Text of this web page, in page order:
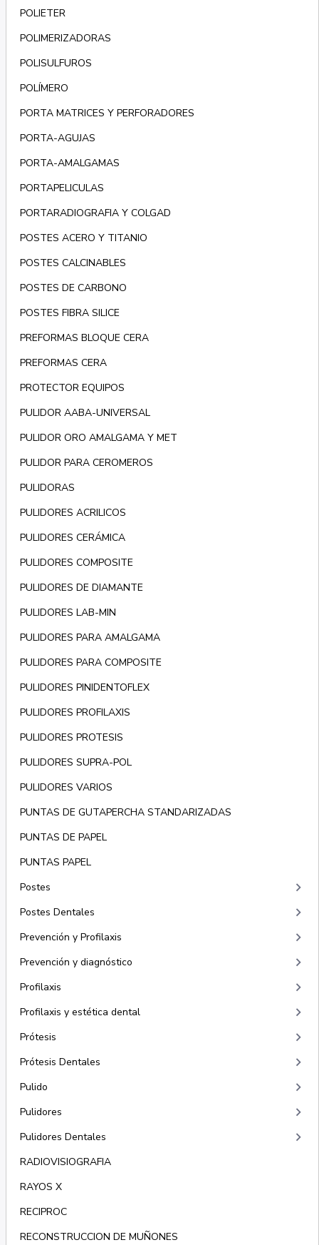
POLIETER
POLIMERIZADORAS
POLISULFUROS
POLÍMERO
PORTA MATRICES Y PERFORADORES
PORTA-AGUJAS
PORTA-AMALGAMAS
PORTAPELICULAS
PORTARADIOGRAFIA Y COLGAD
POSTES ACERO Y TITANIO
POSTES CALCINABLES
POSTES DE CARBONO
POSTES FIBRA SILICE
PREFORMAS BLOQUE CERA
PREFORMAS CERA
PROTECTOR EQUIPOS
PULIDOR AABA-UNIVERSAL
PULIDOR ORO AMALGAMA Y MET
PULIDOR PARA CEROMEROS
PULIDORAS
PULIDORES ACRILICOS
PULIDORES CERÁMICA
PULIDORES COMPOSITE
PULIDORES DE DIAMANTE
PULIDORES LAB-MIN
PULIDORES PARA AMALGAMA
PULIDORES PARA COMPOSITE
PULIDORES PINIDENTOFLEX
PULIDORES PROFILAXIS
PULIDORES PROTESIS
PULIDORES SUPRA-POL
PULIDORES VARIOS
PUNTAS DE GUTAPERCHA STANDARIZADAS
PUNTAS DE PAPEL
PUNTAS PAPEL
Postes
keyboard_arrow_right
Postes Dentales keyboard_arrow_right
Prevención y Profilaxis keyboard_arrow_right
Prevención y diagnóstico keyboard_arrow_right
Profilaxis keyboard_arrow_right
Profilaxis y estética dental keyboard_arrow_right
Prótesis keyboard_arrow_right
Prótesis Dentales keyboard_arrow_right
Pulido keyboard_arrow_right
Pulidores keyboard_arrow_right
Pulidores Dentales keyboard_arrow_right
RADIOVISIOGRAFIA
RAYOS X
RECIPROC
RECONSTRUCCION DE MUÑONES